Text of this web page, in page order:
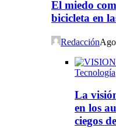
El miedo
bicicleta en
Redacción
Tecnología
La
en los
ciegos